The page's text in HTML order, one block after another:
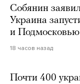
Собянин
Украина
и Подмосковью
18 часов назад
Почти 400